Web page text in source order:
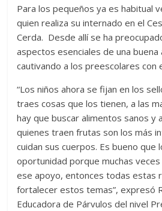
Para los pequeños ya es habitual
quien realiza su internado en el
Cerda. Desde allí se ha
aspectos esenciales de una buena
cautivando a los preescolares con
“Los niños ahora se fijan en los
traes cosas que los tienen, a las
hay que buscar alimentos sanos y
quienes traen frutas son los más
cuidan sus cuerpos. Es bueno que
oportunidad porque muchas
ese apoyo, entonces todas estas
fortalecer estos temas”, expresó
Educadora de Párvulos del nivel